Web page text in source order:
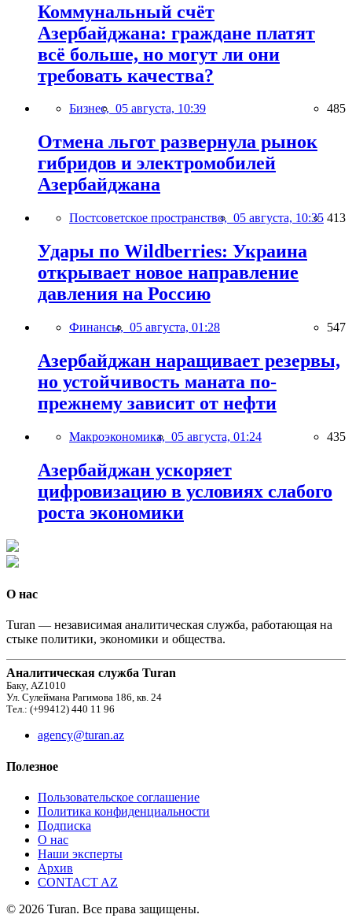
Коммунальный счёт
Азербайджана: граждане платят
всё больше, но могут ли они
требовать качества?
Бизнес, 05 августа, 10:39 485
Отмена льгот развернула рынок
гибридов и электромобилей
Азербайджана
Постсоветское пространство, 05 августа, 10:35 413
Удары по Wildberries: Украина
открывает новое направление
давления на Россию
Финансы, 05 августа, 01:28 547
Азербайджан наращивает резервы,
но устойчивость маната по-
прежнему зависит от нефти
Макроэкономика, 05 августа, 01:24 435
Азербайджан ускоряет
цифровизацию в условиях слабого
роста экономики
О нас
Turan — независимая аналитическая служба, работающая на
стыке политики, экономики и общества.
Аналитическая служба Turan
Баку, AZ1010
Ул. Сулеймана Рагимова 186, кв. 24
Тел.: (+99412) 440 11 96
agency@turan.az
Полезное
Пользовательское соглашение
Политика конфиденциальности
Подписка
О нас
Наши эксперты
Архив
CONTACT AZ
© 2026 Turan. Все права защищены.